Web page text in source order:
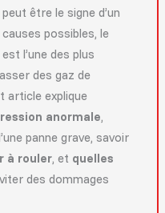
être le signe d’un
possibles, le
est l’une des plus
des gaz de
article explique
anormale,
panne grave, savoir
à rouler, et quelles
des dommages